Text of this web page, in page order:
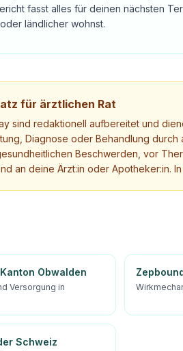
fasst alles für deinen nächsten
ländlicher wohnst.
für ärztlichen Rat
sind redaktionell aufbereitet und
Diagnose oder Behandlung durch
Beschwerden, vor
an deine Ärzt:in oder Apotheker:in.
Obwalden
Versorgung in
Schweiz